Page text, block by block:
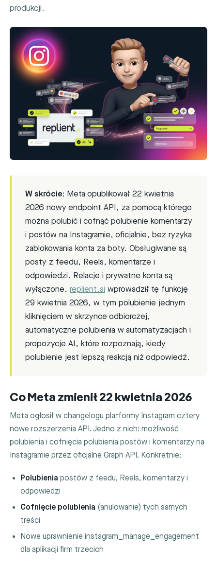
produkcji.
W skrócie: Meta opublikował 22 kwietnia
2026 nowy endpoint API, za pomocą którego
można polubić i cofnąć polubienie komentarzy
i postów na Instagramie, oficjalnie, bez ryzyka
zablokowania konta za boty. Obsługiwane są
posty z feedu, Reels, komentarze i
odpowiedzi. Relacje i prywatne konta są
wyłączone. replient.ai wprowadził tę funkcję
29 kwietnia 2026, w tym polubienie jednym
kliknięciem w skrzynce odbiorczej,
automatyczne polubienia w automatyzacjach i
propozycje AI, które rozpoznają, kiedy
polubienie jest lepszą reakcją niż odpowiedź.
Co Meta zmienił 22 kwietnia 2026
Meta ogłosił w changelogu platformy Instagram cztery
nowe rozszerzenia API. Jedno z nich: możliwość
polubienia i cofnięcia polubienia postów i komentarzy na
Instagramie przez oficjalne Graph API. Konkretnie:
Polubienia postów z feedu, Reels, komentarzy i
odpowiedzi
Cofnięcie polubienia (anulowanie) tych samych
treści
Nowe uprawnienieinstagram_manage_engagement
dla aplikacji firm trzecich